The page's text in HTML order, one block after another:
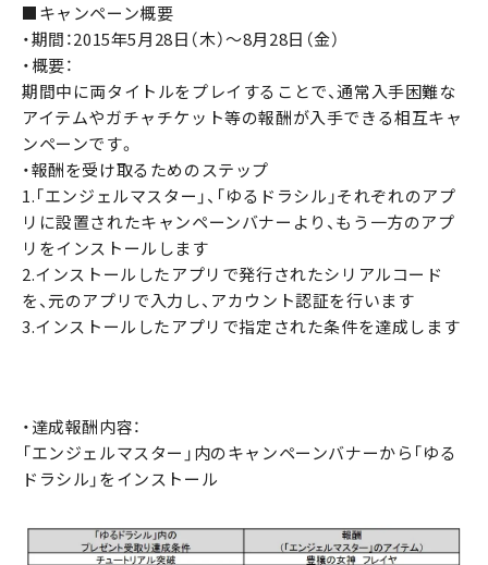
■キャンペーン概要
・期間：2015年5月28日（木）～8月28日（金）
・概要：
期間中に両タイトルをプレイすることで、通常入手困難な
アイテムやガチャチケット等の報酬が入手できる相互キャ
ンペーンです。
・報酬を受け取るためのステップ
1.「エンジェルマスター」、「ゆるドラシル」それぞれのアプ
リに設置されたキャンペーンバナーより、もう一方のアプ
リをインストールします
2.インストールしたアプリで発行されたシリアルコード
を、元のアプリで入力し、アカウント認証を行います
3.インストールしたアプリで指定された条件を達成します
・達成報酬内容：
「エンジェルマスター」内のキャンペーンバナーから「ゆる
ドラシル」をインストール